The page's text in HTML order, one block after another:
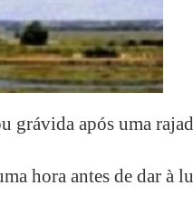
grávida após uma
hora antes de dar à